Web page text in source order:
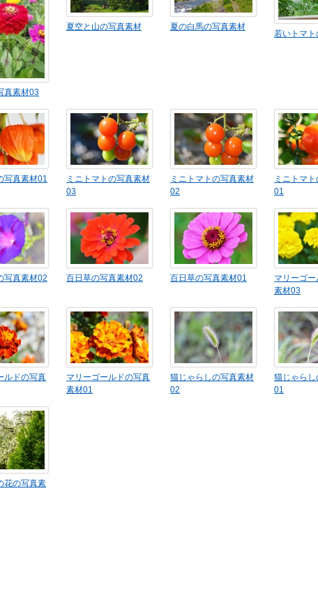
真素材03
夏空と山の写真素材 夏の白馬の写真素材
若いトマ
写真素材01
ミニトマトの写真素材
03
ミニトマトの写真素材
02
ミニトマ
01
写真素材02 百日草の写真素材02 百日草の写真素材01
マリーゴ
素材03
ルドの写真
マリーゴールドの写真
素材01
猫じゃらしの写真素材
02
猫じゃら
01
花の写真素